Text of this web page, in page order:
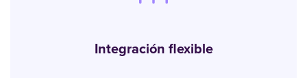
Integración flexible